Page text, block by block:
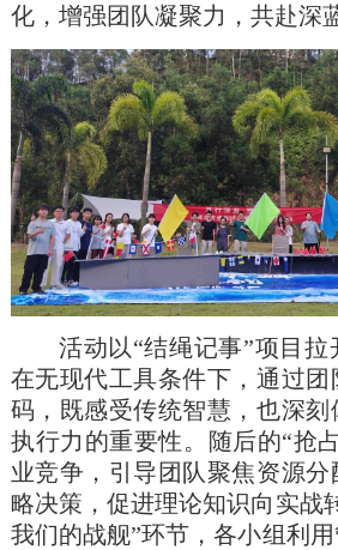
化，增强团队凝聚力，共赴深
活动以“结绳记事”项目
在无现代工具条件下，通过
码，既感受传统智慧，也深
执行力的重要性。随后的“抢
业竞争，引导团队聚焦资源
略决策，促进理论知识向实战
我们的战舰”环节，各小组利